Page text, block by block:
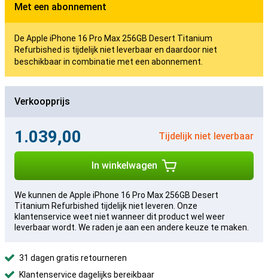
Met een abonnement
De Apple iPhone 16 Pro Max 256GB Desert Titanium
Refurbished is tijdelijk niet leverbaar en daardoor niet
beschikbaar in combinatie met een abonnement.
Verkoopprijs
1.039,00 Tijdelijk niet leverbaar
In winkelwagen
We kunnen de Apple iPhone 16 Pro Max 256GB Desert
Titanium Refurbished tijdelijk niet leveren. Onze
klantenservice weet niet wanneer dit product wel weer
leverbaar wordt. We raden je aan een andere keuze te maken.
31 dagen gratis retourneren
Klantenservice dagelijks bereikbaar